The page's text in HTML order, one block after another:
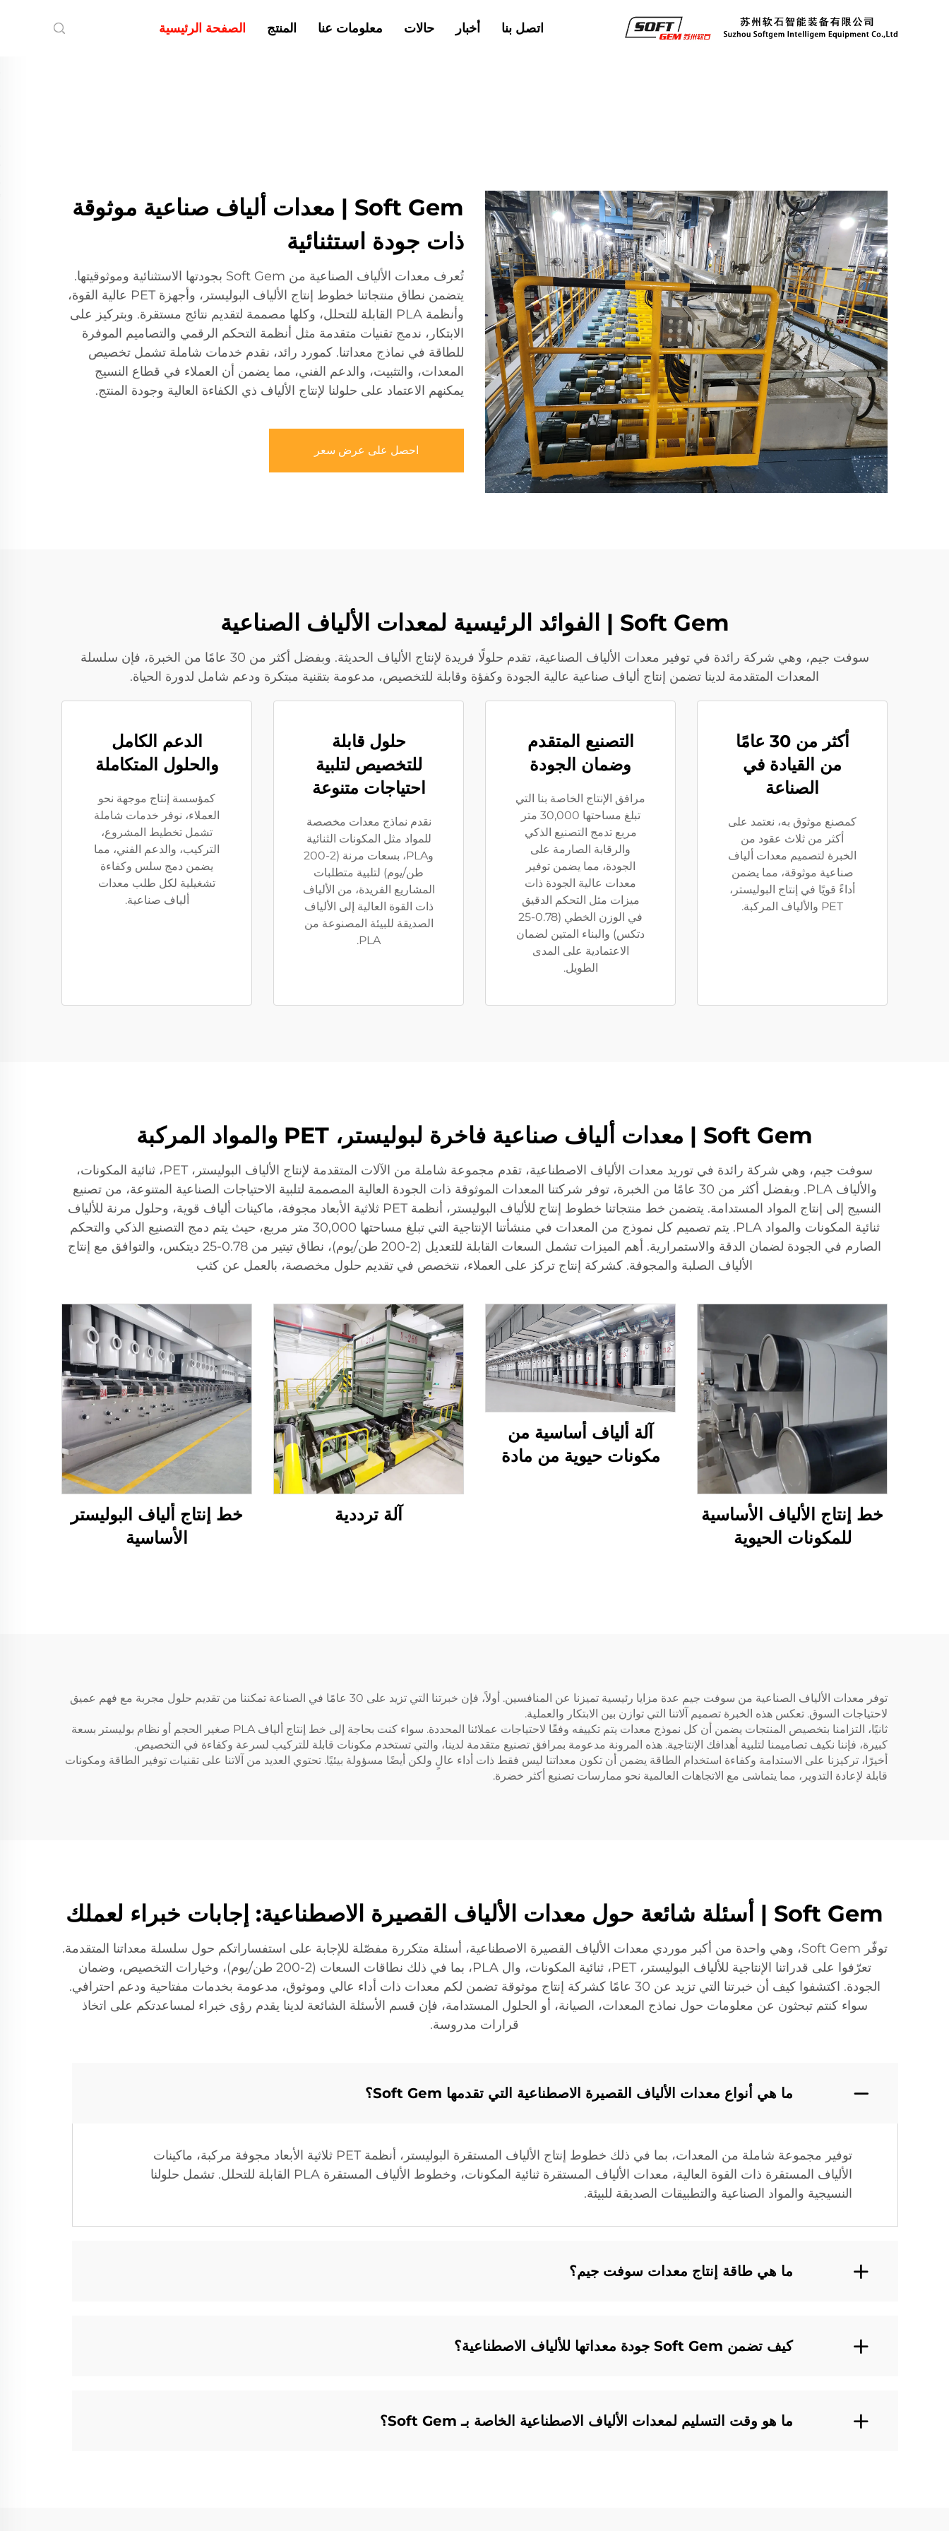
الصفحة الرئيسية المنتج معلومات عنا حالات أخبار اتصل بنا
Soft Gem | معدات ألياف صناعية موثوقة
ذات جودة استثنائية
تُعرف معدات الألياف الصناعية من Soft Gem بجودتها الاستثنائية وموثوقيتها.
يتضمن نطاق منتجاتنا خطوط إنتاج الألياف البوليستر، وأجهزة PET عالية القوة،
وأنظمة PLA القابلة للتحلل، وكلها مصممة لتقديم نتائج مستقرة. وبتركيز على
الابتكار، ندمج تقنيات متقدمة مثل أنظمة التحكم الرقمي والتصاميم الموفرة
للطاقة في نماذج معداتنا. كمورد رائد، نقدم خدمات شاملة تشمل تخصيص
المعدات، والتثبيت، والدعم الفني، مما يضمن أن العملاء في قطاع النسيج
يمكنهم الاعتماد على حلولنا لإنتاج الألياف ذي الكفاءة العالية وجودة المنتج.
احصل على عرض سعر
Soft Gem | الفوائد الرئيسية لمعدات الألياف الصناعية
سوفت جيم، وهي شركة رائدة في توفير معدات الألياف الصناعية، تقدم حلولًا فريدة لإنتاج الألياف الحديثة. وبفضل أكثر من 30 عامًا من الخبرة، فإن سلسلة
المعدات المتقدمة لدينا تضمن إنتاج ألياف صناعية عالية الجودة وكفؤة وقابلة للتخصيص، مدعومة بتقنية مبتكرة ودعم شامل لدورة الحياة.
أكثر من 30 عامًا
من القيادة في
الصناعة
كمصنع موثوق به، نعتمد على
أكثر من ثلاث عقود من
الخبرة لتصميم معدات ألياف
صناعية موثوقة، مما يضمن
أداءً قويًا في إنتاج البوليستر،
PET والألياف المركبة.
التصنيع المتقدم
وضمان الجودة
مرافق الإنتاج الخاصة بنا التي
تبلغ مساحتها 30,000 متر
مربع تدمج التصنيع الذكي
والرقابة الصارمة على
الجودة، مما يضمن توفير
معدات عالية الجودة ذات
ميزات مثل التحكم الدقيق
في الوزن الخطي (0.78-25
دتكس) والبناء المتين لضمان
الاعتمادية على المدى
الطويل.
حلول قابلة
للتخصيص لتلبية
احتياجات متنوعة
نقدم نماذج معدات مخصصة
للمواد مثل المكونات الثنائية
وPLA، بسعات مرنة (2-200
طن/يوم) لتلبية متطلبات
المشاريع الفريدة، من الألياف
ذات القوة العالية إلى الألياف
الصديقة للبيئة المصنوعة من
PLA.
الدعم الكامل
والحلول المتكاملة
كمؤسسة إنتاج موجهة نحو
العملاء، نوفر خدمات شاملة
تشمل تخطيط المشروع،
التركيب، والدعم الفني، مما
يضمن دمج سلس وكفاءة
تشغيلية لكل طلب معدات
ألياف صناعية.
Soft Gem | معدات ألياف صناعية فاخرة لبوليستر، PET والمواد المركبة
سوفت جيم، وهي شركة رائدة في توريد معدات الألياف الاصطناعية، تقدم مجموعة شاملة من الآلات المتقدمة لإنتاج الألياف البوليستر، PET، ثنائية المكونات،
والألياف PLA. وبفضل أكثر من 30 عامًا من الخبرة، توفر شركتنا المعدات الموثوقة ذات الجودة العالية المصممة لتلبية الاحتياجات الصناعية المتنوعة، من تصنيع
النسيج إلى إنتاج المواد المستدامة. يتضمن خط منتجاتنا خطوط إنتاج للألياف البوليستر، أنظمة PET ثلاثية الأبعاد مجوفة، ماكينات ألياف قوية، وحلول مرنة للألياف
ثنائية المكونات والمواد PLA. يتم تصميم كل نموذج من المعدات في منشأتنا الإنتاجية التي تبلغ مساحتها 30,000 متر مربع، حيث يتم دمج التصنيع الذكي والتحكم
الصارم في الجودة لضمان الدقة والاستمرارية. أهم الميزات تشمل السعات القابلة للتعديل (2-200 طن/يوم)، نطاق تيتير من 0.78-25 ديتكس، والتوافق مع إنتاج
الألياف الصلبة والمجوفة. كشركة إنتاج تركز على العملاء، نتخصص في تقديم حلول مخصصة، بالعمل عن كثب
خط إنتاج الألياف الأساسية
للمكونات الحيوية
آلة ألياف أساسية من
مكونات حيوية من مادة
آلة ترددية
خط إنتاج ألياف البوليستر
الأساسية
توفر معدات الألياف الصناعية من سوفت جيم عدة مزايا رئيسية تميزنا عن المنافسين. أولاً، فإن خبرتنا التي تزيد على 30 عامًا في الصناعة تمكننا من تقديم حلول مجربة مع فهم عميق
لاحتياجات السوق. تعكس هذه الخبرة تصميم آلاتنا التي توازن بين الابتكار والعملية.
ثانيًا، التزامنا بتخصيص المنتجات يضمن أن كل نموذج معدات يتم تكييفه وفقًا لاحتياجات عملائنا المحددة. سواء كنت بحاجة إلى خط إنتاج ألياف PLA صغير الحجم أو نظام بوليستر بسعة
كبيرة، فإننا نكيف تصاميمنا لتلبية أهدافك الإنتاجية. هذه المرونة مدعومة بمرافق تصنيع متقدمة لدينا، والتي تستخدم مكونات قابلة للتركيب لسرعة وكفاءة في التخصيص.
أخيرًا، تركيزنا على الاستدامة وكفاءة استخدام الطاقة يضمن أن تكون معداتنا ليس فقط ذات أداء عالٍ ولكن أيضًا مسؤولة بيئيًا. تحتوي العديد من آلاتنا على تقنيات توفير الطاقة ومكونات
قابلة لإعادة التدوير، مما يتماشى مع الاتجاهات العالمية نحو ممارسات تصنيع أكثر خضرة.
Soft Gem | أسئلة شائعة حول معدات الألياف القصيرة الاصطناعية: إجابات خبراء لعملك
توفّر Soft Gem، وهي واحدة من أكبر موردي معدات الألياف القصيرة الاصطناعية، أسئلة متكررة مفصّلة للإجابة على استفساراتكم حول سلسلة معداتنا المتقدمة.
تعرّفوا على قدراتنا الإنتاجية للألياف البوليستر، PET، ثنائية المكونات، وال PLA، بما في ذلك نطاقات السعات (2-200 طن/يوم)، وخيارات التخصيص، وضمان
الجودة. اكتشفوا كيف أن خبرتنا التي تزيد عن 30 عامًا كشركة إنتاج موثوقة تضمن لكم معدات ذات أداء عالي وموثوق، مدعومة بخدمات مفتاحية ودعم احترافي.
سواء كنتم تبحثون عن معلومات حول نماذج المعدات، الصيانة، أو الحلول المستدامة، فإن قسم الأسئلة الشائعة لدينا يقدم رؤى خبراء لمساعدتكم على اتخاذ
قرارات مدروسة.
ما هي أنواع معدات الألياف القصيرة الاصطناعية التي تقدمها Soft Gem؟
توفير مجموعة شاملة من المعدات، بما في ذلك خطوط إنتاج الألياف المستقرة البوليستر، أنظمة PET ثلاثية الأبعاد مجوفة مركبة، ماكينات
الألياف المستقرة ذات القوة العالية، معدات الألياف المستقرة ثنائية المكونات، وخطوط الألياف المستقرة PLA القابلة للتحلل. تشمل حلولنا
النسيجية والمواد الصناعية والتطبيقات الصديقة للبيئة.
ما هي طاقة إنتاج معدات سوفت جيم؟
كيف تضمن Soft Gem جودة معداتها للألياف الاصطناعية؟
ما هو وقت التسليم لمعدات الألياف الاصطناعية الخاصة بـ Soft Gem؟